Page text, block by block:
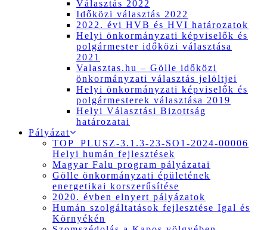
Választás 2022
Időközi választás 2022
2022. évi HVB és HVI határozatok
Helyi önkormányzati képviselők és
polgármester időközi választása
2021
Valasztas.hu – Gölle időközi
önkormányzati választás jelöltjei
Helyi önkormányzati képviselők és
polgármesterek választása 2019
Helyi Választási Bizottság
határozatai
Pályázat
TOP_PLUSZ-3.1.3-23-SO1-2024-00006
Helyi humán fejlesztések
Magyar Falu program pályázatai
Gölle önkormányzati épületének
energetikai korszerűsítése
2020. évben elnyert pályázatok
Humán szolgáltatások fejlesztése Igal és
Környékén